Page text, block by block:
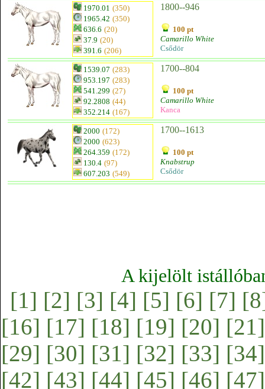
1970.01 (350)
1965.42 (350)
636.6 (20)
37.9 (20)
391.6 (206)
1800--946
100 pt
Camarillo White
Csődör
1539.07 (283)
953.197 (283)
541.299 (27)
92.2808 (44)
352.214 (167)
1700--804
100 pt
Camarillo White
Kanca
2000 (172)
2000 (623)
264.359 (172)
130.4 (97)
607.203 (549)
1700--1613
100 pt
Knabstrup
Csődör
A kijelölt
[1] [2] [3] [4] [5] [6] [7]
[16] [17] [18] [19] [20] [21]
[29] [30] [31] [32] [33] [34]
[42] [43] [44] [45] [46] [47]